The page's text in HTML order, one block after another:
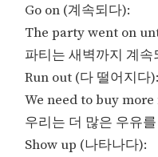
Go on (계속되다):
The party went on
파티는 새벽까지 계속
Run out (다 떨어지다):
We need to buy
우리는 더 많은 우유
Show up (나타나다):